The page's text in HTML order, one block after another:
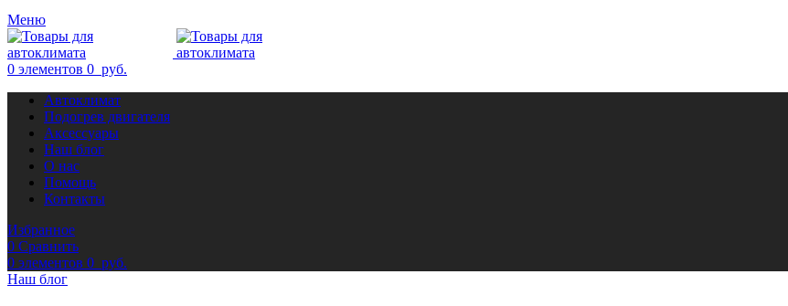
Меню
0 элементов 0 руб.
Автоклимат
Подогрев двигателя
Аксессуары
Наш блог
О нас
Помощь
Контакты
Избранное
0 Сравнить
0 элементов 0 руб.
Наш блог